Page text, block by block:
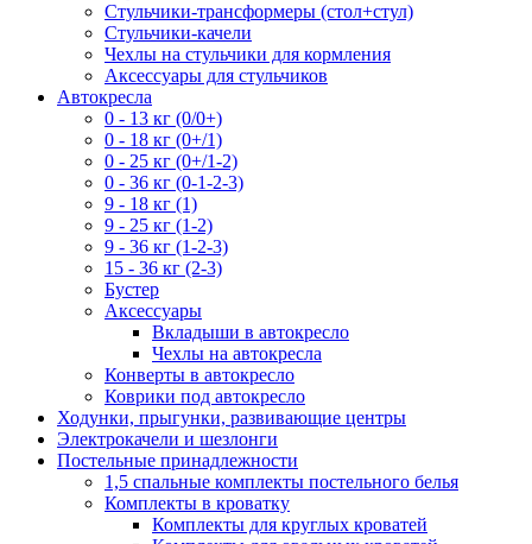
Стульчики-трансформеры (стол+стул)
Стульчики-качели
Чехлы на стульчики для кормления
Аксессуары для стульчиков
Автокресла
0 - 13 кг (0/0+)
0 - 18 кг (0+/1)
0 - 25 кг (0+/1-2)
0 - 36 кг (0-1-2-3)
9 - 18 кг (1)
9 - 25 кг (1-2)
9 - 36 кг (1-2-3)
15 - 36 кг (2-3)
Бустер
Аксессуары
Вкладыши в автокресло
Чехлы на автокресла
Конверты в автокресло
Коврики под автокресло
Ходунки, прыгунки, развивающие центры
Электрокачели и шезлонги
Постельные принадлежности
1,5 спальные комплекты постельного белья
Комплекты в кроватку
Комплекты для круглых кроватей